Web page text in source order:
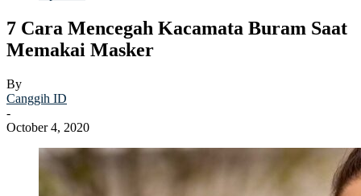
7 Cara Mencegah Kacamata Buram Saat
Memakai Masker
By
Canggih ID
-
October 4, 2020